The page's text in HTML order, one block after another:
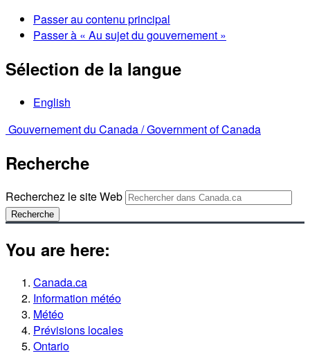
Passer au contenu principal
Passer à « Au sujet du gouvernement »
Sélection de la langue
English
Gouvernement du Canada /Government of Canada
Recherche
Recherchez le site Web
Recherche
You are here:
Canada.ca
Information météo
Météo
Prévisions locales
Ontario